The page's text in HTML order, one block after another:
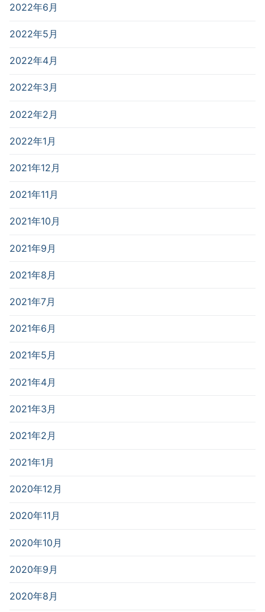
2022年6月
2022年5月
2022年4月
2022年3月
2022年2月
2022年1月
2021年12月
2021年11月
2021年10月
2021年9月
2021年8月
2021年7月
2021年6月
2021年5月
2021年4月
2021年3月
2021年2月
2021年1月
2020年12月
2020年11月
2020年10月
2020年9月
2020年8月